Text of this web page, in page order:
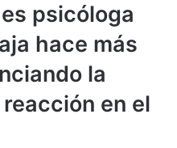
psicóloga
hace más
la
en el